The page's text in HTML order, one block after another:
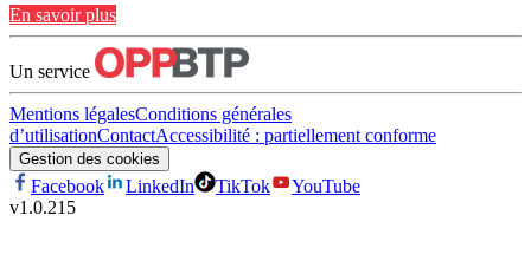
En savoir plus
Un service
Mentions légalesConditions générales
d’utilisationContactAccessibilité : partiellement conforme
Gestion des cookies
Facebook LinkedIn TikTok
YouTube
v1.0.215